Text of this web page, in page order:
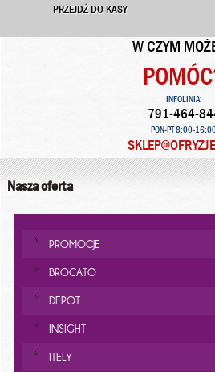
PRZEJDŹ DO KASY
W CZYM
INFOLINIA:
791-464-
PON-PT 8:00-
Nasza oferta
PROMOCJE
BROCATO
DEPOT
INSIGHT
ITELY